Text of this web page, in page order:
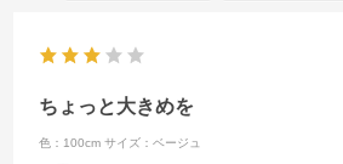
ちょっと大きめを
色：100cm サイズ：ベージュ